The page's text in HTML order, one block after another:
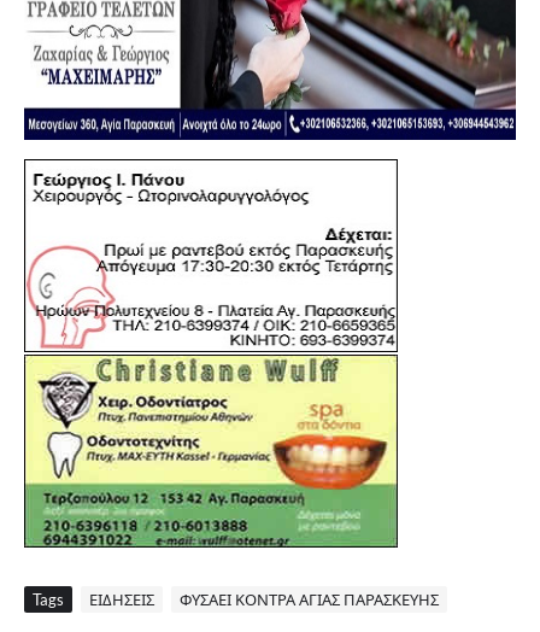
Tags ΕΙΔΗΣΕΙΣ ΦΥΣΑΕΙ ΚΟΝΤΡΑ ΑΓΙΑΣ ΠΑΡΑΣΚΕΥΗΣ